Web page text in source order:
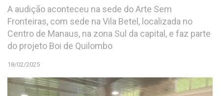
A audição aconteceu na sede do Arte Sem
Fronteiras, com sede na Vila Betel, localizada no
Centro de Manaus, na zona Sul da capital, e faz parte
do projeto Boi de Quilombo
18/02/2025